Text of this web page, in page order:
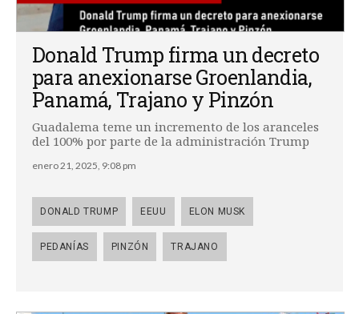
Donald Trump firma un decreto
para anexionarse Groenlandia,
Panamá, Trajano y Pinzón
Guadalema teme un incremento de los aranceles
del 100% por parte de la administración Trump
enero 21, 2025, 9:08 pm
DONALD TRUMP EEUU ELON MUSK
PEDANÍAS PINZÓN TRAJANO